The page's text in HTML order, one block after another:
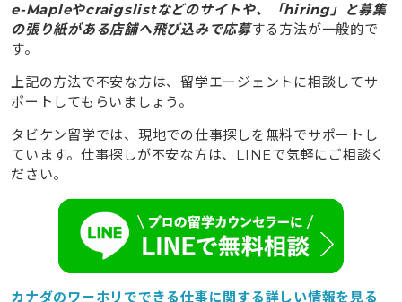
e-Mapleやcraigslistなどのサイトや、「hiring」と募集
の張り紙がある店舗へ飛び込みで応募する方法が一般的で
す。
上記の方法で不安な方は、留学エージェントに相談してサ
ポートしてもらいましょう。
タビケン留学では、現地での仕事探しを無料でサポートし
ています。仕事探しが不安な方は、LINEで気軽にご相談く
ださい。
カナダのワーホリでできる仕事に関する詳しい情報を見る